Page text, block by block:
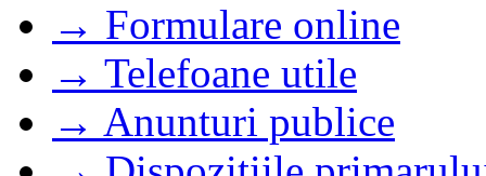
→ Formulare online
→ Telefoane utile
→ Anunturi publice